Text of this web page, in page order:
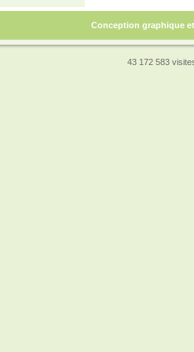
Conception graphique
43 172 583